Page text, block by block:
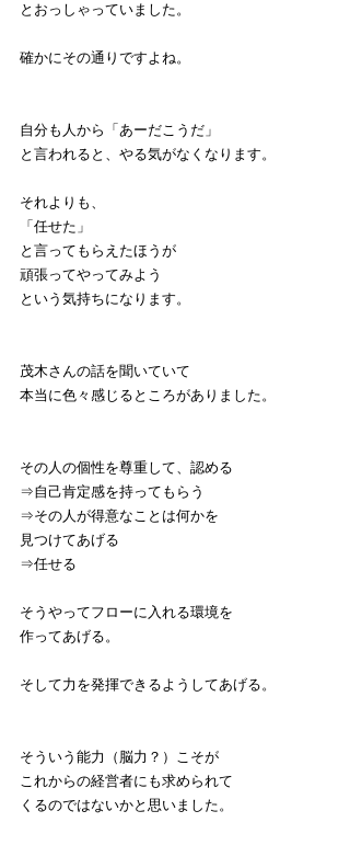
とおっしゃっていました。
確かにその通りですよね。
自分も人から「あーだこうだ」
と言われると、やる気がなくなります。
それよりも、
「任せた」
と言ってもらえたほうが
頑張ってやってみよう
という気持ちになります。
茂木さんの話を聞いていて
本当に色々感じるところがありました。
その人の個性を尊重して、認める
⇒自己肯定感を持ってもらう
⇒その人が得意なことは何かを
見つけてあげる
⇒任せる
そうやってフローに入れる環境を
作ってあげる。
そして力を発揮できるようしてあげる。
そういう能力（脳力？）こそが
これからの経営者にも求められて
くるのではないかと思いました。